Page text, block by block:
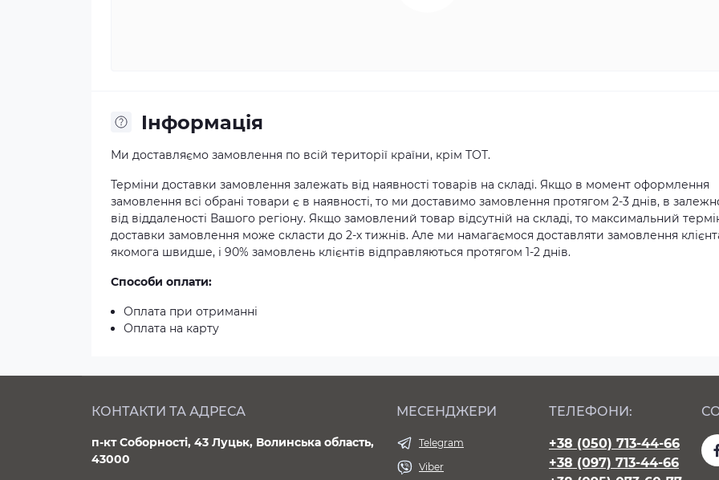
Iнформація
Ми доставляємо замовлення по всій території країни, крім ТОТ.
Терміни доставки замовлення залежать від наявності товарів на складі. Якщо в момент оформлення
замовлення всі обрані товари є в наявності, то ми доставимо замовлення протягом 2-3 днів, в
від віддаленості Вашого регіону. Якщо замовлений товар відсутній на складі, то максимальний
доставки замовлення може скласти до 2-х тижнів. Але ми намагаємося доставляти замовлення
якомога швидше, і 90% замовлень клієнтів відправляються протягом 1-2 днів.
Способи оплати:
Оплата при отриманні
Оплата на карту
КОНТАКТИ ТА АДРЕСА
п-кт Соборності, 43 Луцьк, Волинська область,
43000
МЕСЕНДЖЕРИ
Telegram
Viber
ТЕЛЕФОНИ:
+38 (050) 713-44-66
+38 (097) 713-44-66